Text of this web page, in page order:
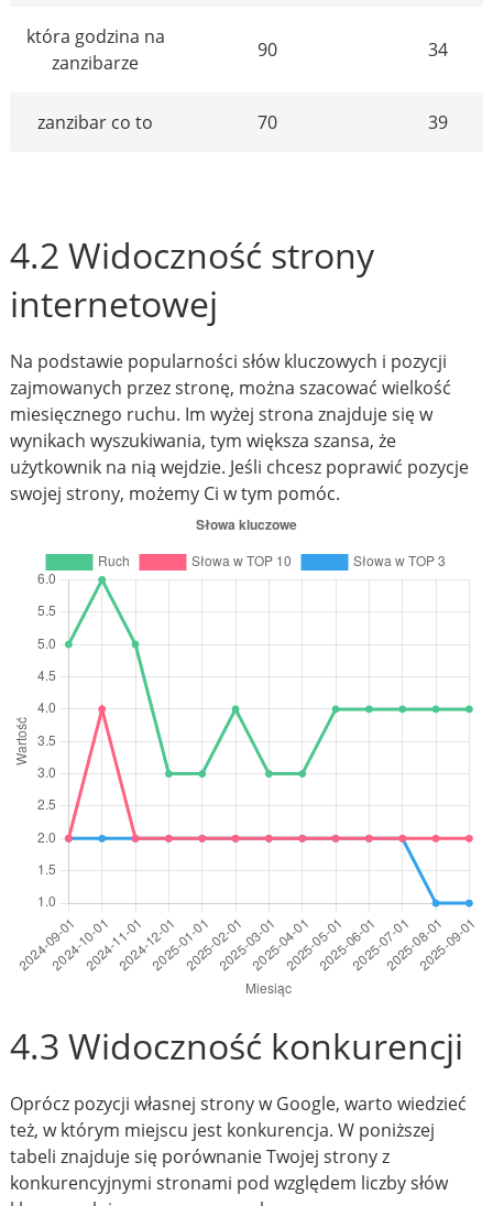
która godzina na
zanzibarze
90 34
zanzibar co to 70 39
4.2 Widoczność strony
internetowej
Na podstawie popularności słów kluczowych i pozycji
zajmowanych przez stronę, można szacować wielkość
miesięcznego ruchu. Im wyżej strona znajduje się w
wynikach wyszukiwania, tym większa szansa, że
użytkownik na nią wejdzie. Jeśli chcesz poprawić pozycje
swojej strony, możemy Ci w tym pomóc.
4.3 Widoczność konkurencji
Oprócz pozycji własnej strony w Google, warto wiedzieć
też, w którym miejscu jest konkurencja. W poniższej
tabeli znajduje się porównanie Twojej strony z
konkurencyjnymi stronami pod względem liczby słów